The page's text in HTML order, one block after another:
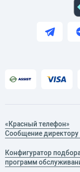
«Красный телефон»
Сообщение
Конфигуратор
программ